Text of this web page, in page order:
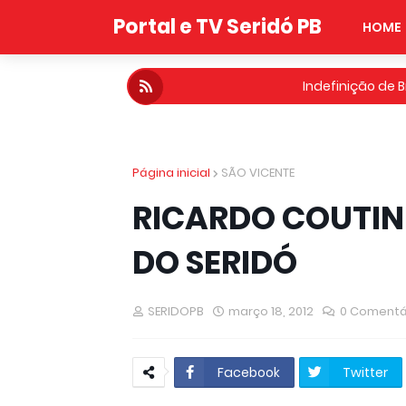
Portal e TV Seridó PB HOME
Indefinição de
CUBATI - Carlinhos de
1º Encontro Regional
Resultado Mega
São Vicente do
Página inicial SÃO VICENTE
RICARDO
DO SERIDÓ
SERIDOPB março 18, 2012 0
Facebook Twitter